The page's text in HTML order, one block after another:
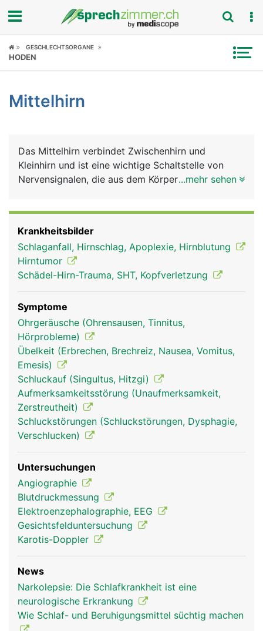
Fokus
Symptome
News
Rubriken
GESCHLECHTSORGANE
HODEN
Mittelhirn
Das Mittelhirn verbindet Zwischenhirn und
Kleinhirn und ist eine wichtige Schaltstelle von
Nervensignalen, die aus dem Körper zum Grosshirn
Augenbewegungen.
Mittelhirn Frau Mittelhirn Mann
...mehr sehen
Krankheitsbilder
Schlaganfall, Hirnschlag, Apoplexie, Hirnblutung
Hirntumor
Schädel-Hirn-Trauma, SHT, Kopfverletzung
Symptome
Ohrgeräusche (Ohrensausen, Tinnitus,
Hörprobleme)
Übelkeit (Erbrechen, Brechreiz, Nausea, Vomitus,
Emesis)
Schluckauf (Singultus, Hitzgi)
Aufmerksamkeitsstörung (Unaufmerksamkeit,
Zerstreutheit)
Schluckstörungen (Schluckstörungen, Dysphagie,
Verschlucken)
Untersuchungen
Angiographie
Blutdruckmessung
Elektroenzephalographie, EEG
Gesichtsfelduntersuchung
Karotis-Doppler
News
Narkolepsie: Die Schlafkrankheit ist eine
neurologische Erkrankung
Wie Schlaf- und Beruhigungsmittel süchtig machen